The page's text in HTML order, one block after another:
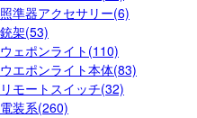
照準器アクセサリー(6)
銃架(53)
ウェポンライト(110)
ウエポンライト本体(83)
リモートスイッチ(32)
電装系(260)